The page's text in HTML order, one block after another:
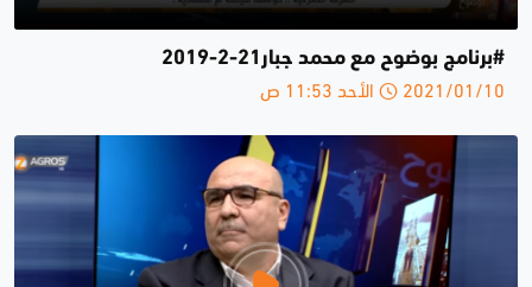
#برنامج بوضوح مع محمد جبار21-2-2019
2021/01/10 الأحد 11:53 ص